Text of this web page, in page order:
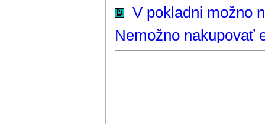
V pokladni možno
Nemožno nakupovať